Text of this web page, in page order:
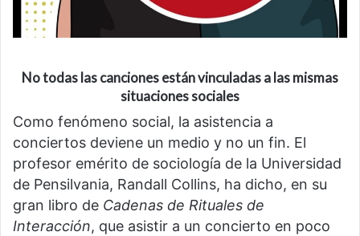
No todas las canciones están vinculadas a las mismas
situaciones sociales
Como fenómeno social, la asistencia a
conciertos deviene un medio y no un fin. El
profesor emérito de sociología de la Universidad
de Pensilvania, Randall Collins, ha dicho, en su
gran libro de Cadenas de Rituales de
Interacción, que asistir a un concierto en poco